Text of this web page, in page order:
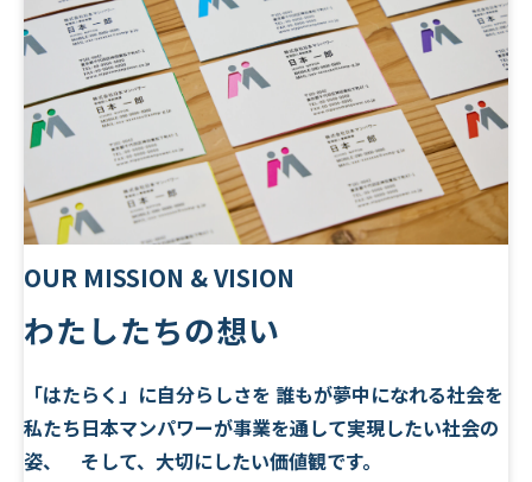
OUR MISSION & VISION
わたしたちの想い
「はたらく」に自分らしさを 誰もが夢中になれる社会を
私たち日本マンパワーが事業を通して実現したい社会の
姿、 そして、大切にしたい価値観です。